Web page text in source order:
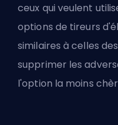
ceux qui veulent
options de tireurs
similaires à celles
supprimer les
l'option la moins